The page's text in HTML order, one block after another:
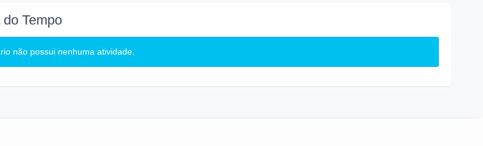
do Tempo
não possui nenhuma atividade.